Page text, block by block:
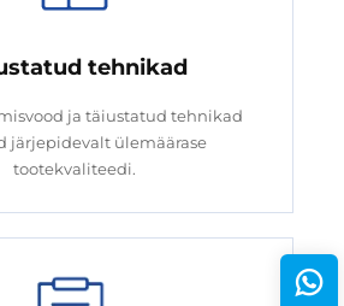
tehnikad
ja täiustatud tehnikad
järjepidevalt ülemäärase
tootekvaliteedi.